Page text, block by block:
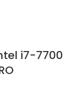
i7-7700